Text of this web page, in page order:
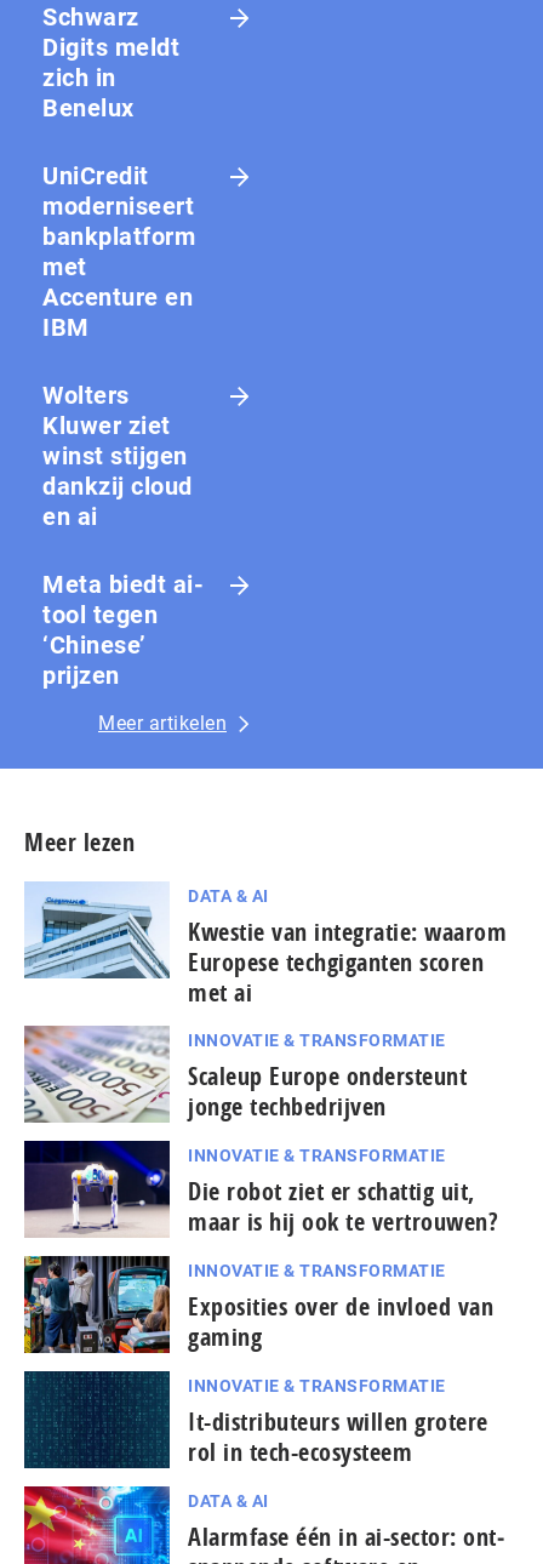
Schwarz
Digits meldt
zich in
Benelux
UniCredit
moderniseert
bankplatform
met
Accenture en
IBM
Wolters
Kluwer ziet
winst stijgen
dankzij cloud
en ai
Meta biedt ai-
tool tegen
‘Chinese’
prijzen
Meer artikelen
Meer lezen
DATA & AI
Kwestie van integratie: waarom
Europese techgiganten scoren
met ai
INNOVATIE & TRANSFORMATIE
Scaleup Europe ondersteunt
jonge techbedrijven
INNOVATIE & TRANSFORMATIE
Die robot ziet er schattig uit,
maar is hij ook te vertrouwen?
INNOVATIE & TRANSFORMATIE
Exposities over de invloed van
gaming
INNOVATIE & TRANSFORMATIE
It-dis­tri­bu­teurs willen grotere
rol in tech-ecosysteem
DATA & AI
Alarmfase één in ai-sector: ont­